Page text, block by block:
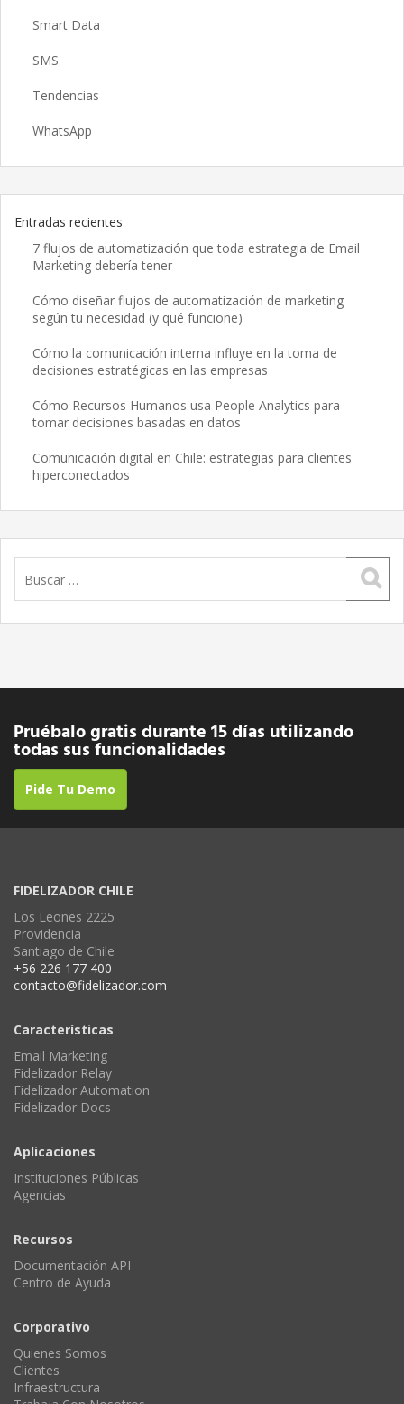
Smart Data
SMS
Tendencias
WhatsApp
Entradas recientes
7 flujos de automatización que toda estrategia de Email
Marketing debería tener
Cómo diseñar flujos de automatización de marketing
según tu necesidad (y qué funcione)
Cómo la comunicación interna influye en la toma de
decisiones estratégicas en las empresas
Cómo Recursos Humanos usa People Analytics para
tomar decisiones basadas en datos
Comunicación digital en Chile: estrategias para clientes
hiperconectados
Pruébalo gratis durante 15 días utilizando
todas sus funcionalidades
Pide Tu Demo
FIDELIZADOR CHILE
Los Leones 2225
Providencia
Santiago de Chile
+56 226 177 400
contacto@fidelizador.com
Características
Email Marketing
Fidelizador Relay
Fidelizador Automation
Fidelizador Docs
Aplicaciones
Instituciones Públicas
Agencias
Recursos
Documentación API
Centro de Ayuda
Corporativo
Quienes Somos
Clientes
Infraestructura